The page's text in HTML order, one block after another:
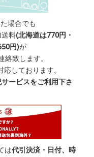
場合でも
料(北海道は770円・
円)が
致します。
しております。
ービスをご利用下さ
は代引決済・日付、時